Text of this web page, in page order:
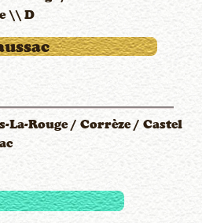
\\ D
La-Rouge / Corrèze / Castel